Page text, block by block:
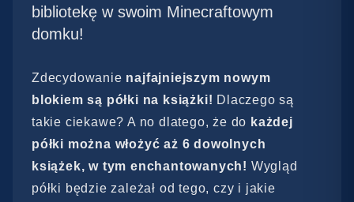
bibliotekę w swoim Minecraftowym
domku!
Zdecydowanie najfajniejszym nowym
blokiem są półki na książki! Dlaczego są
takie ciekawe? A no dlatego, że do każdej
półki można włożyć aż 6 dowolnych
książek, w tym enchantowanych! Wygląd
półki będzie zależał od tego, czy i jakie